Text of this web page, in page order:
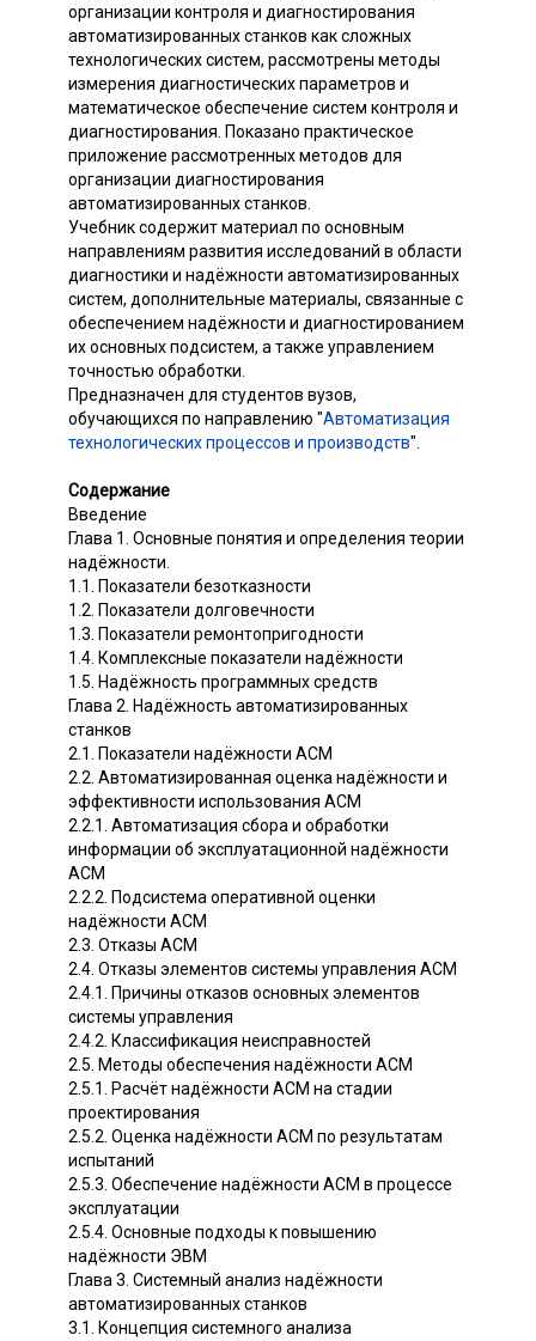
организации контроля и диагностирования
автоматизированных станков как сложных
технологических систем, рассмотрены методы
измерения диагностических параметров и
математическое обеспечение систем контроля и
диагностирования. Показано практическое
приложение рассмотренных методов для
организации диагностирования
автоматизированных станков.
Учебник содержит материал по основным
направлениям развития исследований в области
диагностики и надёжности автоматизированных
систем, дополнительные материалы, связанные с
обеспечением надёжности и диагностированием
их основных подсистем, а также управлением
точностью обработки.
Предназначен для студентов вузов,
обучающихся по направлению "Автоматизация
технологических процессов и производств".
Содержание
Введение
Глава 1. Основные понятия и определения теории
надёжности.
1.1. Показатели безотказности
1.2. Показатели долговечности
1.3. Показатели ремонтопригодности
1.4. Комплексные показатели надёжности
1.5. Надёжность программных средств
Глава 2. Надёжность автоматизированных
станков
2.1. Показатели надёжности ACM
2.2. Автоматизированная оценка надёжности и
эффективности использования ACM
2.2.1. Автоматизация сбора и обработки
информации об эксплуатационной надёжности
ACM
2.2.2. Подсистема оперативной оценки
надёжности ACM
2.3. Отказы ACM
2.4. Отказы элементов системы управления ACM
2.4.1. Причины отказов основных элементов
системы управления
2.4.2. Классификация неисправностей
2.5. Методы обеспечения надёжности ACM
2.5.1. Расчёт надёжности ACM на стадии
проектирования
2.5.2. Оценка надёжности ACM по результатам
испытаний
2.5.3. Обеспечение надёжности ACM в процессе
эксплуатации
2.5.4. Основные подходы к повышению
надёжности ЭВМ
Глава 3. Системный анализ надёжности
автоматизированных станков
3.1. Концепция системного анализа